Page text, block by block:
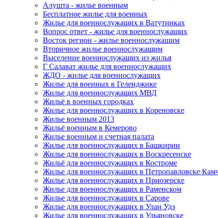
Алушта - жилье военным
Бесплатное жилье для военных
Жилье для военнослужащих в Ватутинках
Вопрос ответ - жилье для военнослужащих
Восток регион - жилье военнослужащим
Вторичное жилье военнослужащим
Выселение военнослужащих из жилья
Г Салават жилье для военнослужащих
ЖДО - жилье для военнослужащих
Жилье для военных в Геленджике
Жилье для военнослужащих МВД
Жильё в военных городках
Жилье для военнослужащих в Кореновске
Жилье военным 2013
Жильё военным в Кемерово
Жилье военным и счетная палата
Жилье для военнослужащих в Башкирии
Жилье для военнослужащих в Воскресенске
Жильё для военнослужащих в Костроме
Жилье для военнослужащих в Петропавловске
Жилье для военнослужащих в Приозерске
Жилье для военнослужащих в Раменском
Жилье для военнослужащих в Сарове
Жилье для военнослужащих в Улан Удэ
Жилье для военнослужащих в Ульяновске